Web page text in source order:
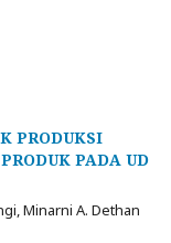
PRODUKSI
PADA UD
Minarni A. Dethan